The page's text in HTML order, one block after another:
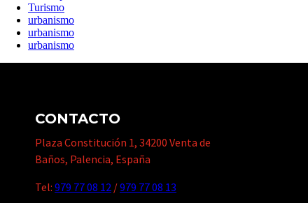
Turismo
urbanismo
urbanismo
urbanismo
CONTACTO
Plaza Constitución 1, 34200 Venta de
Baños, Palencia, España
Tel: 979 77 08 12 /979 77 08 13